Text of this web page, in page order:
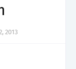
2013